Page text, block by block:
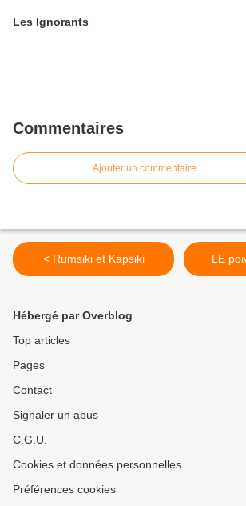
Les Ignorants
Commentaires
Ajouter un commentaire
< Rumsiki et Kapsiki
Hébergé par Overblog
Top articles
Pages
Contact
Signaler un abus
C.G.U.
Cookies et données personnelles
Préférences cookies